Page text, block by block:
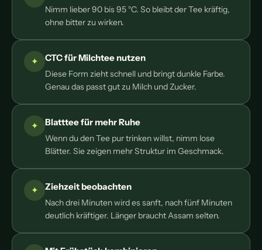
Nimm lieber 90 bis 95 °C. So bleibt der Tee kräftig,
ohne bitter zu wirken.
CTC für Milchtee nutzen
Diese Form zieht schnell und bringt dunkle Farbe.
Genau das passt gut zu Milch und Zucker.
Blatttee für mehr Ruhe
Wenn du den Tee pur trinken willst, nimm lose
Blätter. Sie zeigen mehr Struktur im Geschmack.
Ziehzeit beobachten
Nach drei Minuten wird es sanft, nach fünf Minuten
deutlich kräftiger. Länger braucht Assam selten.